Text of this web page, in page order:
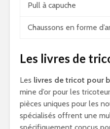
Pull à capuche
Chaussons en forme
Les livres de
Les livres de tricot pour
mine d’or pour les
pièces uniques pour les
spécialisés offrent une